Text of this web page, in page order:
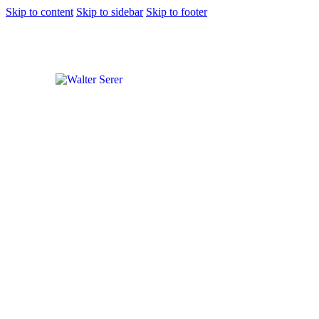
Skip to content Skip to sidebar Skip to footer